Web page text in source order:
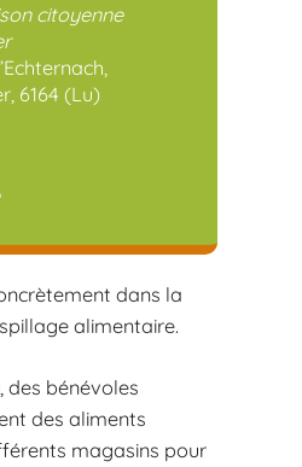
citoyenne
6164 (Lu)
dans la
alimentaire.
des bénévoles
des aliments
magasins pour